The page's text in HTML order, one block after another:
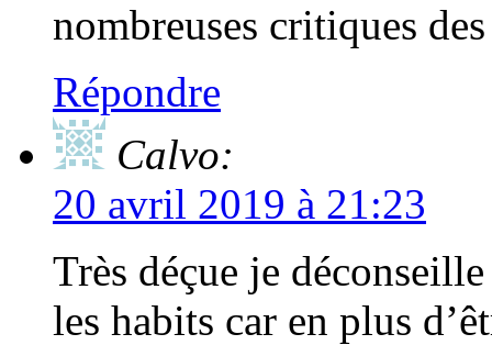
nombreuses critiques
Répondre
Calvo:
20 avril 2019 à 21:23
Très déçue je
les habits car en plus